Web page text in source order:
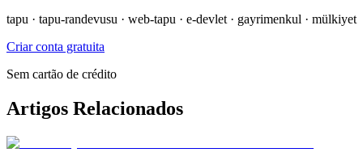
tapu · tapu-randevusu · web-tapu · e-devlet · gayrimenkul · mülkiyet
Criar conta gratuita
Sem cartão de crédito
Artigos Relacionados